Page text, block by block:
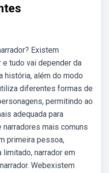
Existem
tudo vai depender da
história, além do modo
diferentes formas de
permitindo ao
adequada para
mais comuns
primeira pessoa,
narrador em
Webexistem